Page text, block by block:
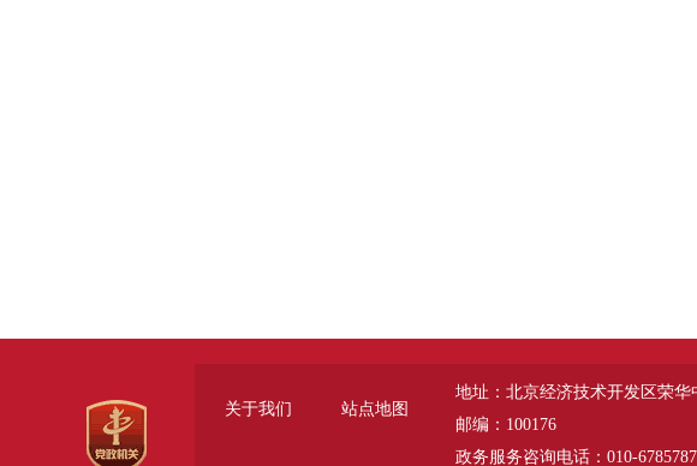
关于我们 站点地图
地址：北京经济技术开发区荣华
邮编：100176
政务服务咨询电话：010-